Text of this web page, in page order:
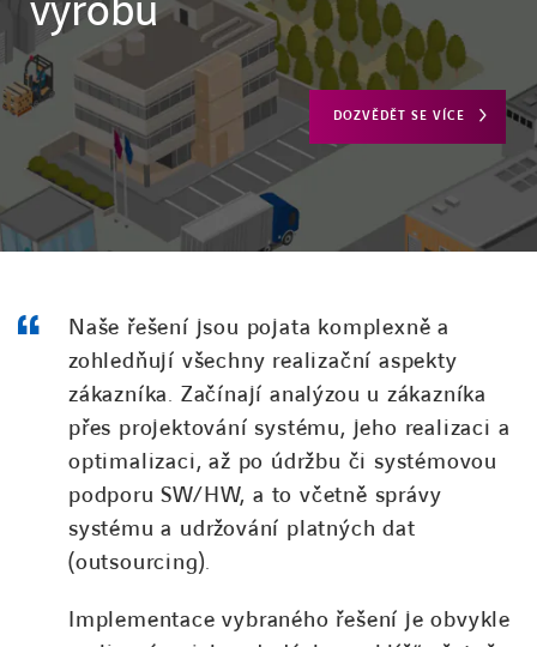
výrobu
DOZVĚDĚT SE VÍCE
Naše řešení jsou pojata komplexně a
zohledňují všechny realizační aspekty
zákazníka. Začínají analýzou u zákazníka
přes projektování systému, jeho realizaci a
optimalizaci, až po údržbu či systémovou
podporu SW/HW, a to včetně správy
systému a udržování platných dat
(outsourcing).
Implementace vybraného řešení je obvykle